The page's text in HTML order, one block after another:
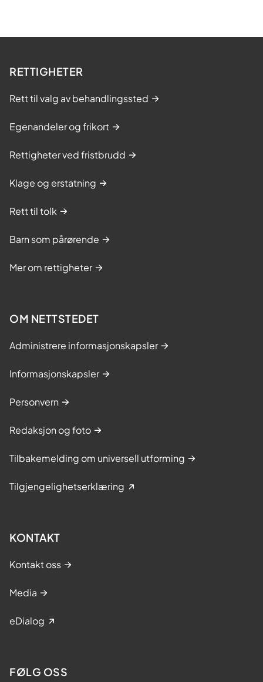
RETTIGHETER
Rett til valg av behandlingssted
Egenandeler og frikort
Rettigheter ved fristbrudd
Klage og erstatning
Rett til tolk
Barn som pårørende
Mer om rettigheter
OM NETTSTEDET
Administrere informasjonskapsler
Informasjonskapsler
Personvern
Redaksjon og foto
Tilbakemelding om universell utforming
Tilgjengelighetserklæring
KONTAKT
Kontakt oss
Media
eDialog
FØLG OSS